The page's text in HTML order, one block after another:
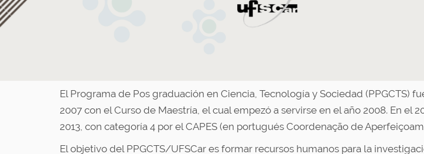
El Programa de Pos graduación en Ciencia, Tecnología y Sociedad (PPGCTS)
2007 con el Curso de Maestría, el cual empezó a servirse en el año 2008. En
2013, con categoría 4 por el CAPES (en portugués Coordenação de
El objetivo del PPGCTS/UFSCar es formar recursos humanos para la